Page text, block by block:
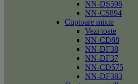
NN-DS596
NN-CS894
Cuptoare mixte
Vezi toate
NN-CD88
NN-DF38
NN-DF37
NN-CD575
NN-DF383